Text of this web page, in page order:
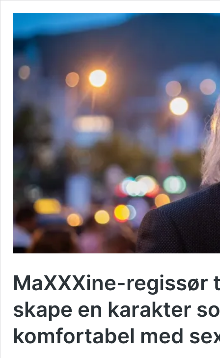
MaXXXine-regissør
skape en karakter
komfortabel med